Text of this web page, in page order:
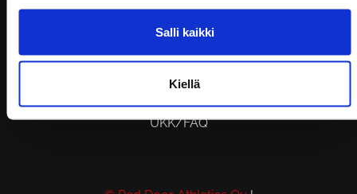
Salli kaikki
Kiellä
NOKIA
SUP-LAUTAVUOKRAAMO |
KENNONNOKKA, 37100 NOKIA
UKK/FAQ